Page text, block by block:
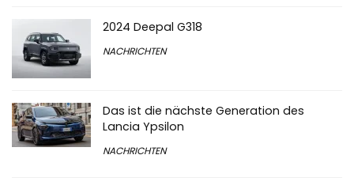
2024 Deepal G318
NACHRICHTEN
Das ist die nächste Generation des
Lancia Ypsilon
NACHRICHTEN